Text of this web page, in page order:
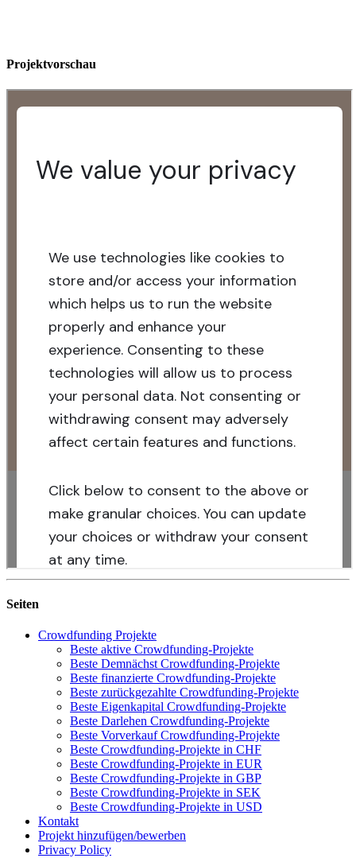
Projektvorschau
Seiten
Crowdfunding Projekte
Beste aktive Crowdfunding-Projekte
Beste Demnächst Crowdfunding-Projekte
Beste finanzierte Crowdfunding-Projekte
Beste zurückgezahlte Crowdfunding-Projekte
Beste Eigenkapital Crowdfunding-Projekte
Beste Darlehen Crowdfunding-Projekte
Beste Vorverkauf Crowdfunding-Projekte
Beste Crowdfunding-Projekte in CHF
Beste Crowdfunding-Projekte in EUR
Beste Crowdfunding-Projekte in GBP
Beste Crowdfunding-Projekte in SEK
Beste Crowdfunding-Projekte in USD
Kontakt
Projekt hinzufügen/bewerben
Privacy Policy